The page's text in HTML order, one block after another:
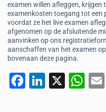
examen willen afleggen, krijgen
examenkosten toegang tot een
voordat ze het live examen
afgenomen op de afsluitende
aanvinken op ons
aanschaffen van het examen
bovenaan deze pagina.
F
Li
X
W